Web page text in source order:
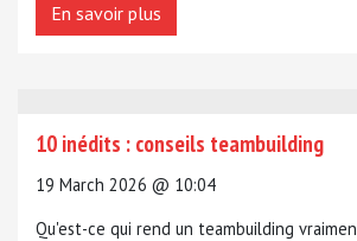
En savoir plus
10 inédits : conseils teambuilding
19 March 2026 @ 10:04
Qu'est-ce qui rend un teambuilding